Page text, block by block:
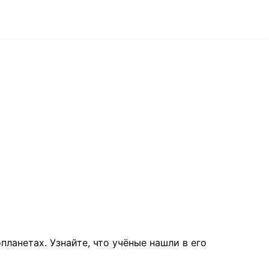
Узнайте, что учёные нашли в его